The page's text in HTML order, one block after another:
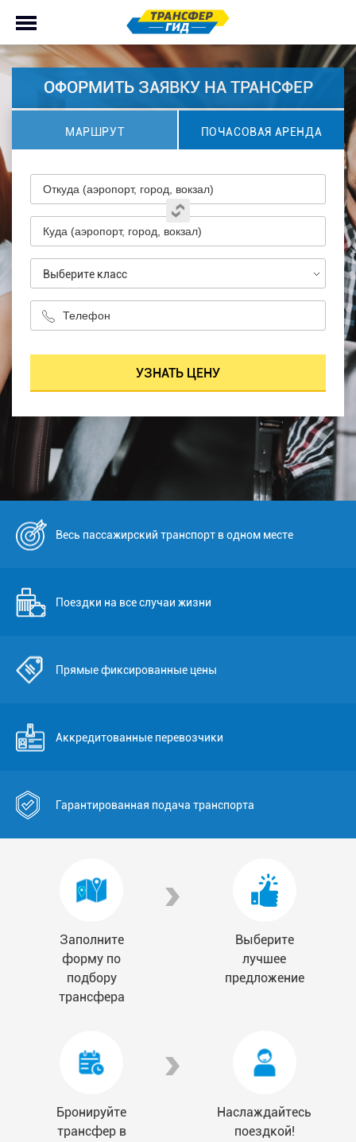
ОФОРМИТЬ ЗАЯВКУ НА ТРАНСФЕР
МАРШРУТ ПОЧАСОВАЯ АРЕНДА
Выберите класс
Весь пассажирский транспорт в одном месте
Поездки на все случаи жизни
Прямые фиксированные цены
Аккредитованные перевозчики
Гарантированная подача транспорта
Заполните
форму по
подбору
трансфера
Выберите
лучшее
предложение
Бронируйте
трансфер в
Наслаждайтесь
поездкой!